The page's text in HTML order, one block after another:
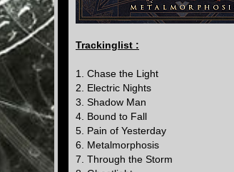
Trackinglist :
1. Chase the Light
2. Electric Nights
3. Shadow Man
4. Bound to Fall
5. Pain of Yesterday
6. Metalmorphosis
7. Through the Storm